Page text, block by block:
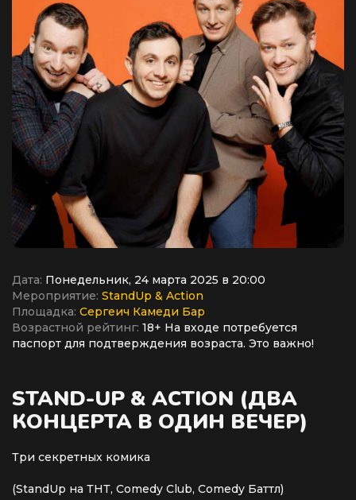
Дата: Понедельник, 24 марта 2025 в 20:00
Мероприятие: StandUp & Action
Площадка: Сергеич Камеди Бар
Возрастной рейтинг: 18+ На входе потребуется
паспорт для подтверждения возраста. Это важно!
STAND-UP & ACTION (ДВА
КОНЦЕРТА В ОДИН ВЕЧЕР)
Три секретных комика
(StandUp на ТНТ, Comedy Club, Comedy Баттл)